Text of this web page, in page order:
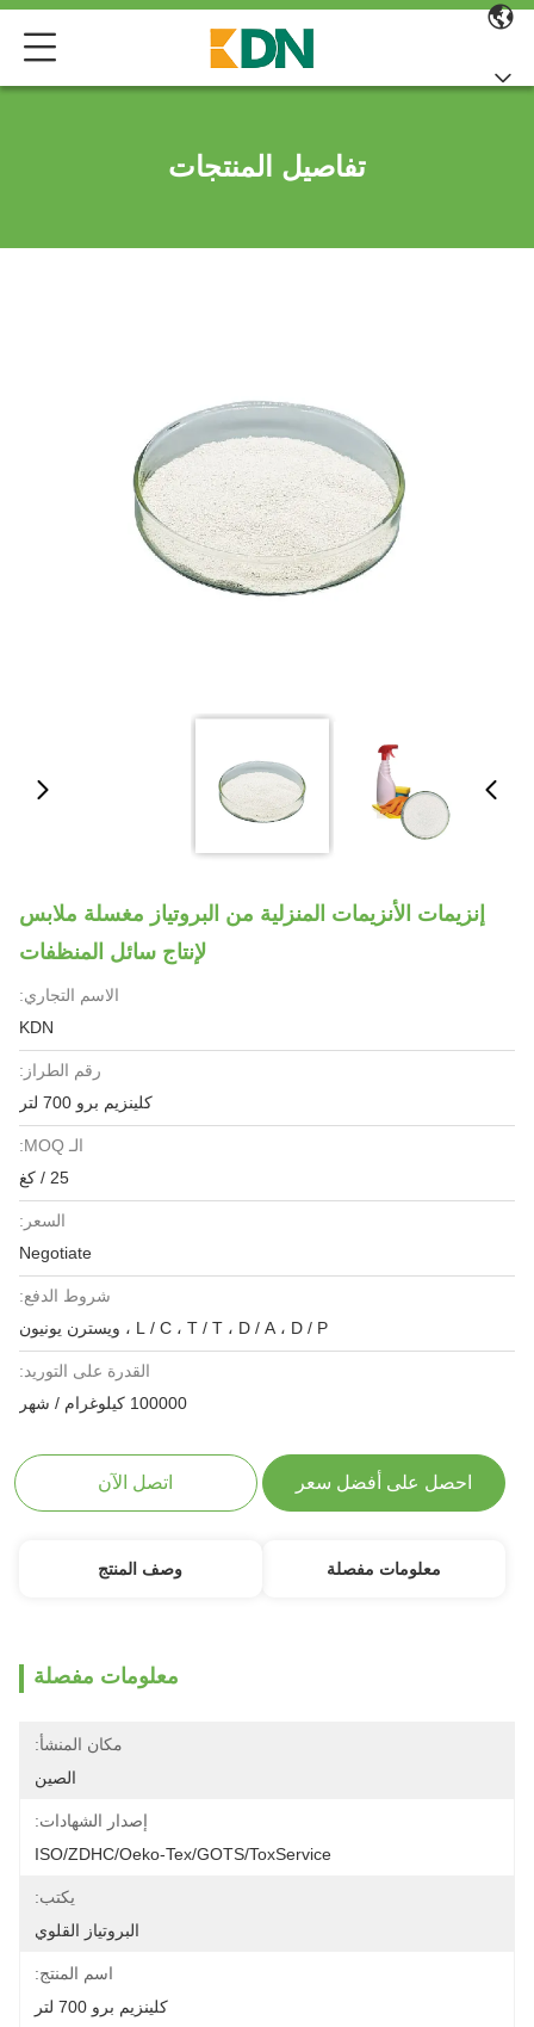
تفاصيل المنتجات
إنزيمات الأنزيمات المنزلية من البروتياز مغسلة ملابس
لإنتاج سائل المنظفات
الاسم التجاري:
KDN
رقم الطراز:
كلينزيم برو 700 لتر
الـ MOQ:
25 / كغ
السعر:
Negotiate
شروط الدفع:
L / C ، T / T ، D / A ، D / P ، ويسترن يونيون
القدرة على التوريد:
100000 كيلوغرام / شهر
احصل على أفضل سعر اتصل الآن
معلومات مفصلة وصف المنتج
معلومات مفصلة
مكان المنشأ:
الصين
إصدار الشهادات:
ISO/ZDHC/Oeko-Tex/GOTS/ToxService
يكتب:
البروتياز القلوي
اسم المنتج:
كلينزيم برو 700 لتر